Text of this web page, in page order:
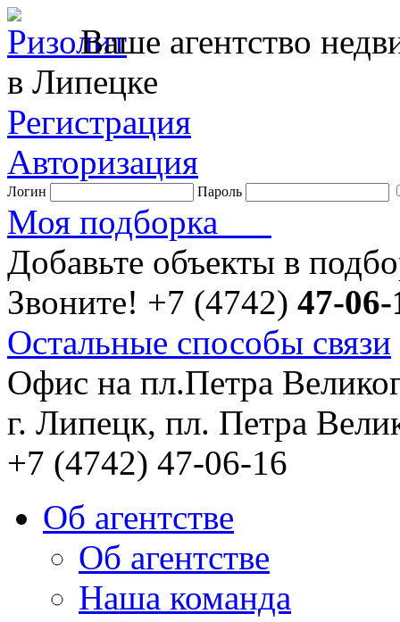
Ваше агентство
в Липецке
Регистрация
Авторизация
Логин Пароль
Моя подборка
Добавьте объекты в
Звоните! +7 (4742) 47-06-
Остальные способы связи
Офис на пл.Петра
г. Липецк, пл. Петра
+7 (4742) 47-06-16
Об агентстве
Об агентстве
Наша команда